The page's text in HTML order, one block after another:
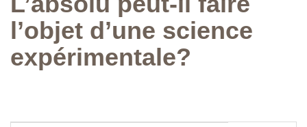
l’objet d’une science
expérimentale?